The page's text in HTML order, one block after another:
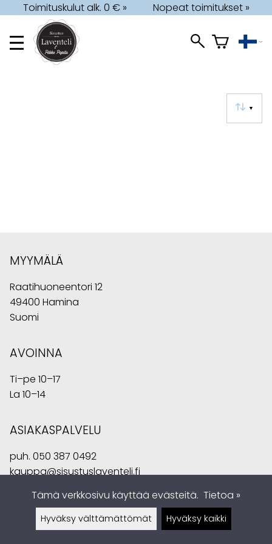
Toimituskulut alk. 0 € » Nopeat toimitukset »
▼
MYYMÄLÄ
Raatihuoneentori 12
49400 Hamina
Suomi
AVOINNA
Ti–pe 10–17
La 10–14
ASIAKASPALVELU
puh. 050 387 0492
kauppa@sisustuslaventeli.fi
Tämä verkkosivu käyttää evästeitä. Tietoa »
Hyväksy välttämättömät Hyväksy kaikki